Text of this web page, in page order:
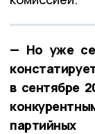
— Но уже
в сентябре